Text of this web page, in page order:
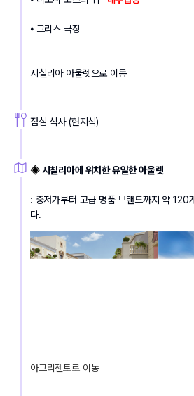
⦁ 그리스 극장
시칠리아 아울렛으로 이동
점심 식사 (현지식)
◈ 시칠리아에 위치한 유일한 아울렛
: 중저가부터 고급 명품 브랜드까지 약 120
다.
아그리젠토로 이동